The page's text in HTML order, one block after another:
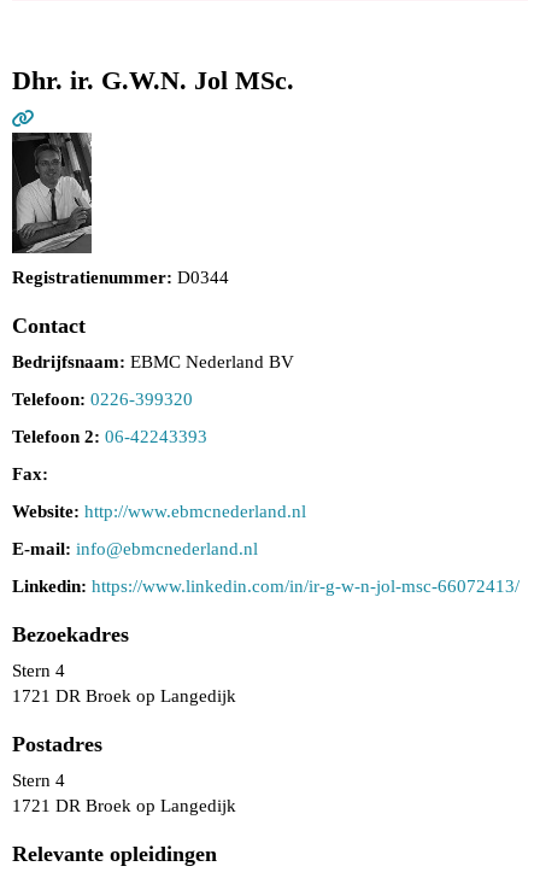
Dhr. ir. G.W.N. Jol MSc.
Registratienummer: D0344
Contact
Bedrijfsnaam: EBMC Nederland BV
Telefoon: 0226-399320
Telefoon 2: 06-42243393
Fax:
Website: http://www.ebmcnederland.nl
E-mail: ofni@ebmcnederland.nl
Linkedin: https://www.linkedin.com/in/ir-g-w-n-jol-msc-66072413/
Bezoekadres
Stern 4
1721 DR Broek op Langedijk
Postadres
Stern 4
1721 DR Broek op Langedijk
Relevante opleidingen